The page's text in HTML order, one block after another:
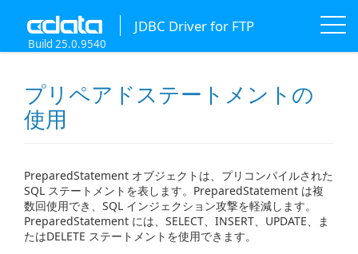
JDBC Driver for FTP
Build 25.0.9540
プリペアドステートメントの
使用
PreparedStatement オブジェクトは、プリコンパイルされた
SQL ステートメントを表します。PreparedStatement は複
数回使用でき、SQL インジェクション攻撃を軽減します。
PreparedStatement には、SELECT、INSERT、UPDATE、ま
たはDELETE ステートメントを使用できます。